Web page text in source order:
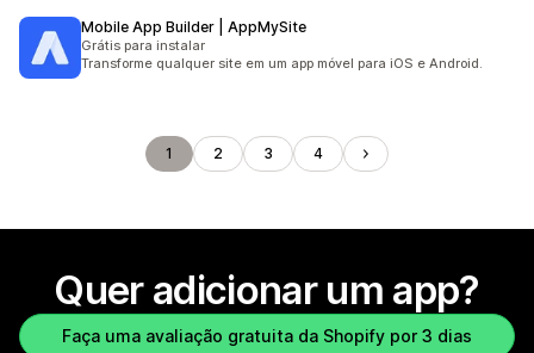
Mobile App Builder | AppMySite
Grátis para instalar
Transforme qualquer site em um app móvel para iOS e Android.
1 2 3 4
Quer adicionar um app?
Faça uma avaliação gratuita da Shopify por 3 dias